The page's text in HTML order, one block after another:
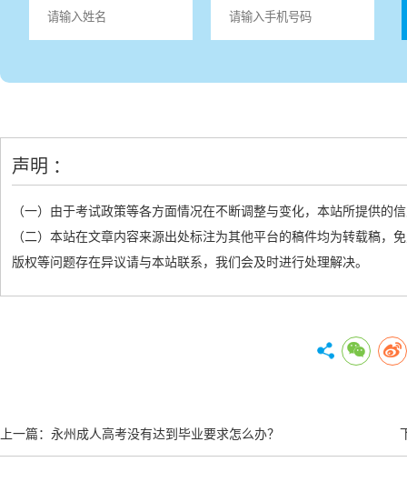
声明 ：
（一）由于考试政策等各方面情况在不断调整与变化，本站所提供的
（二）本站在文章内容来源出处标注为其他平台的稿件均为转载稿
版权等问题存在异议请与本站联系，我们会及时进行处理解决。
上一篇： 永州成人高考没有达到毕业要求怎么办？